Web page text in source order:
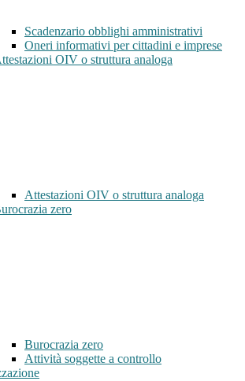
Scadenzario obblighi amministrativi
Oneri informativi per cittadini e imprese
OIV o struttura analoga
Attestazioni OIV o struttura analoga
zero
Burocrazia zero
Attività soggette a controllo